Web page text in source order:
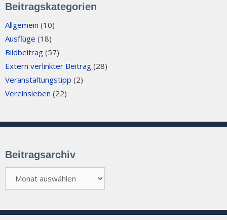
Beitragskategorien
Allgemein (10)
Ausflüge (18)
Bildbeitrag (57)
Extern verlinkter Beitrag (28)
Veranstaltungstipp (2)
Vereinsleben (22)
Beitragsarchiv